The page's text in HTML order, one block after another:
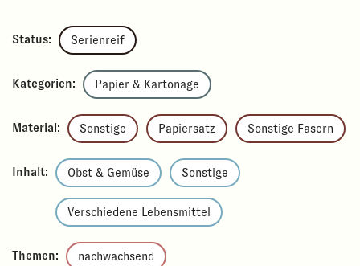
Status: Serienreif
Kategorien: Papier & Kartonage
Material: Sonstige Papiersatz Sonstige Fasern
Inhalt: Obst & Gemüse Sonstige
Verschiedene Lebensmittel
Themen: nachwachsend